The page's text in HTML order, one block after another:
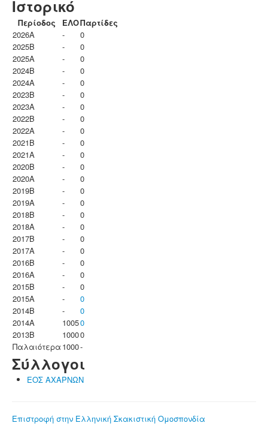
Ιστορικό
Περίοδος ΕΛΟΠαρτίδες
2026A
-
0
2025B
-
0
2025A
-
0
2024B
-
0
2024A
-
0
2023B
-
0
2023Α
-
0
2022B
-
0
2022A
-
0
2021B
-
0
2021A
-
0
2020B
-
0
2020A
-
0
2019B
-
0
2019A
-
0
2018B
-
0
2018A
-
0
2017B
-
0
2017A
-
0
2016B
-
0
2016A
-
0
2015B
-
0
2015A
-
0
2014B
-
0
2014A
10050
2013B
10000
Παλαιότερα 1000-
Σύλλογοι
ΕΟΣ ΑΧΑΡΝΩΝ
Επιστροφή στην Ελληνική Σκακιστική Ομοσπονδία